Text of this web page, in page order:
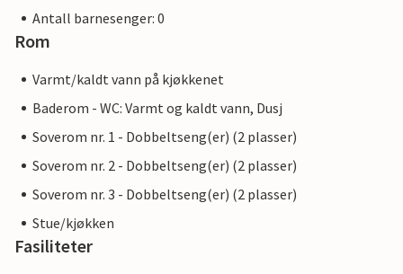
Antall barnesenger: 0
Rom
Varmt/kaldt vann på kjøkkenet
Baderom - WC: Varmt og kaldt vann, Dusj
Soverom nr. 1 - Dobbeltseng(er) (2 plasser)
Soverom nr. 2 - Dobbeltseng(er) (2 plasser)
Soverom nr. 3 - Dobbeltseng(er) (2 plasser)
Stue/kjøkken
Fasiliteter